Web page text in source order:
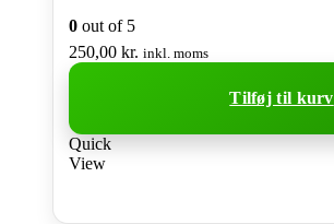
0 out of 5
250,00 kr. inkl. moms
Tilføj til kurv
Quick
View